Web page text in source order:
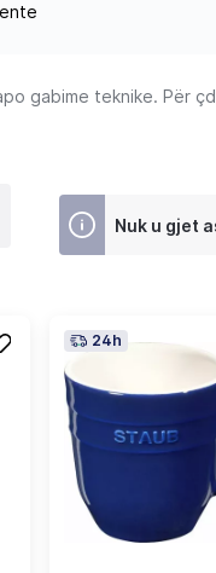
gabime teknike. Për
Nuk u gjet
24h